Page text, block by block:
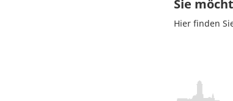
Sie
Hier finden